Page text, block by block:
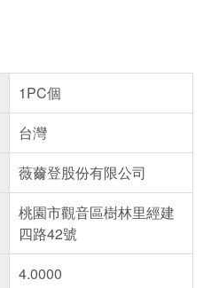
1PC個
台灣
薇薾登股份有限公司
桃園市觀音區樹林里經建
四路42號
4.0000